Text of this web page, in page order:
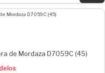
de Mordaza D7059C (45)